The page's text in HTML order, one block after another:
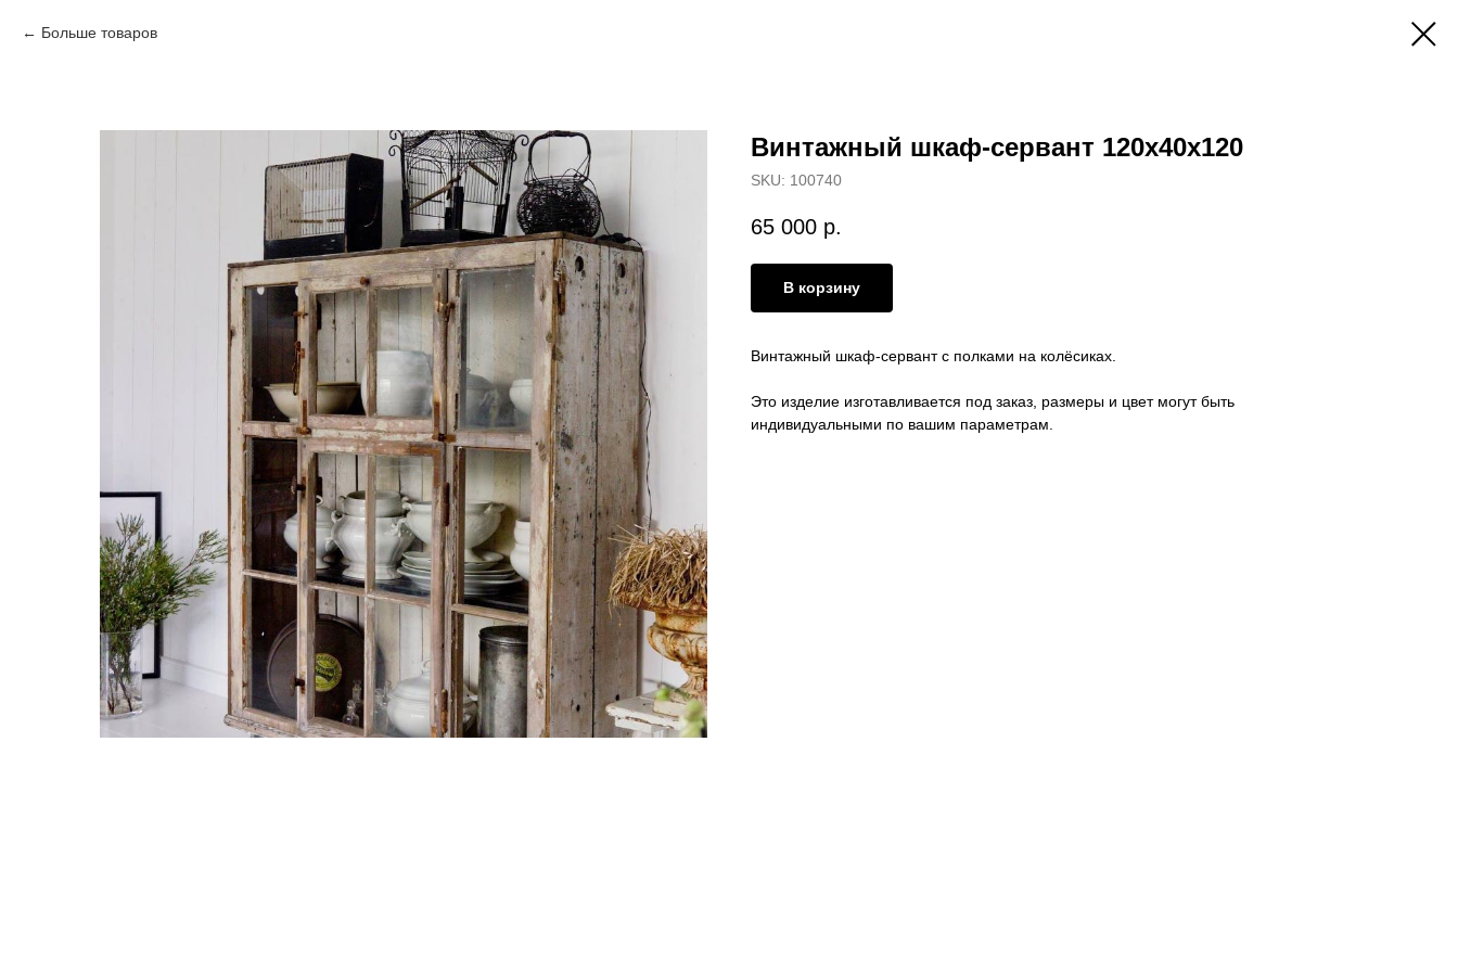
Больше товаров
Винтажный шкаф-сервант 120х40х120
SKU: 100740
65 000 р.
В корзину
Винтажный шкаф-сервант с полками на колёсиках.
Это изделие изготавливается под заказ, размеры и цвет могут быть
индивидуальными по вашим параметрам.